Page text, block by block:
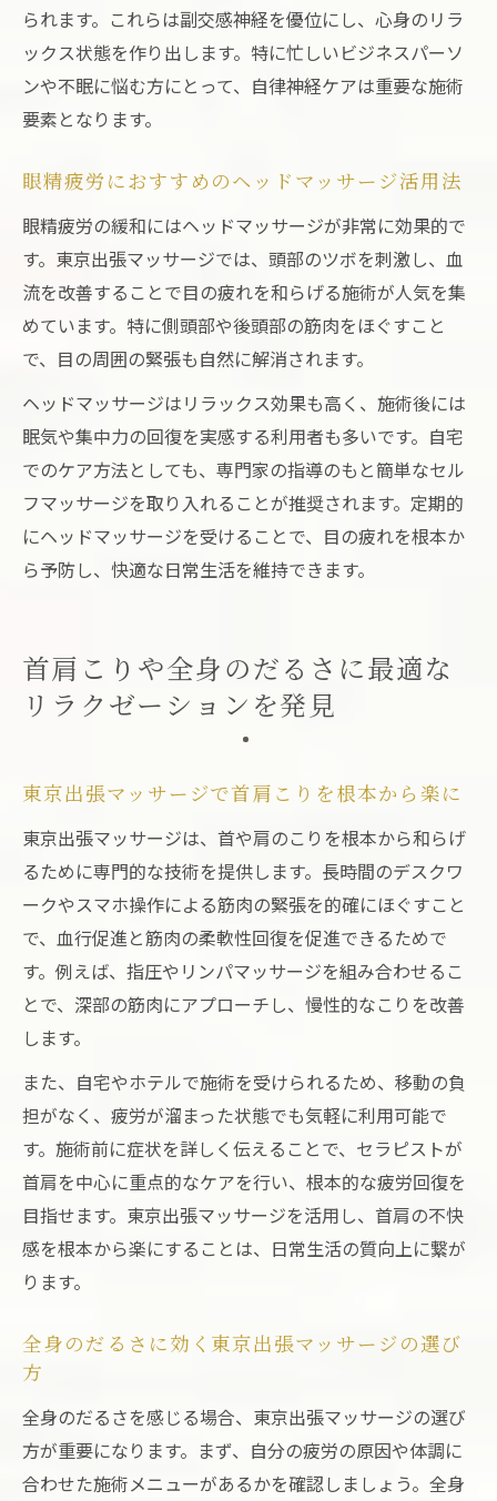
られます。これらは副交感神経を優位にし、心身のリラ
ックス状態を作り出します。特に忙しいビジネスパーソ
ンや不眠に悩む方にとって、自律神経ケアは重要な施術
要素となります。
眼精疲労におすすめのヘッドマッサージ活用法
眼精疲労の緩和にはヘッドマッサージが非常に効果的で
す。東京出張マッサージでは、頭部のツボを刺激し、血
流を改善することで目の疲れを和らげる施術が人気を集
めています。特に側頭部や後頭部の筋肉をほぐすこと
で、目の周囲の緊張も自然に解消されます。
ヘッドマッサージはリラックス効果も高く、施術後には
眠気や集中力の回復を実感する利用者も多いです。自宅
でのケア方法としても、専門家の指導のもと簡単なセル
フマッサージを取り入れることが推奨されます。定期的
にヘッドマッサージを受けることで、目の疲れを根本か
ら予防し、快適な日常生活を維持できます。
首肩こりや全身のだるさに最適な
リラクゼーションを発見
東京出張マッサージで首肩こりを根本から楽に
東京出張マッサージは、首や肩のこりを根本から和らげ
るために専門的な技術を提供します。長時間のデスクワ
ークやスマホ操作による筋肉の緊張を的確にほぐすこと
で、血行促進と筋肉の柔軟性回復を促進できるためで
す。例えば、指圧やリンパマッサージを組み合わせるこ
とで、深部の筋肉にアプローチし、慢性的なこりを改善
します。
また、自宅やホテルで施術を受けられるため、移動の負
担がなく、疲労が溜まった状態でも気軽に利用可能で
す。施術前に症状を詳しく伝えることで、セラピストが
首肩を中心に重点的なケアを行い、根本的な疲労回復を
目指せます。東京出張マッサージを活用し、首肩の不快
感を根本から楽にすることは、日常生活の質向上に繋が
ります。
全身のだるさに効く東京出張マッサージの選び
方
全身のだるさを感じる場合、東京出張マッサージの選び
方が重要になります。まず、自分の疲労の原因や体調に
合わせた施術メニューがあるかを確認しましょう。全身